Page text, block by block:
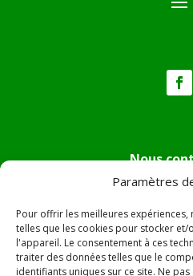
Paramètres
Pour offrir les meilleures
telles que les cookies pour stocker
l'appareil. Le consentement à ces
traiter des données telles que le
identifiants uniques sur ce site. Ne
Nous
Tél :
Mail:
Adresse :Hôtel de
Le
20230 Pietra